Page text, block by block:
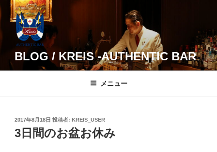
コ
BLOG / KREIS -AUTHENTIC BAR
メニュー
投
稿
日:
2017年8月18日 投稿者: KREIS_USER
3日間のお盆お休み